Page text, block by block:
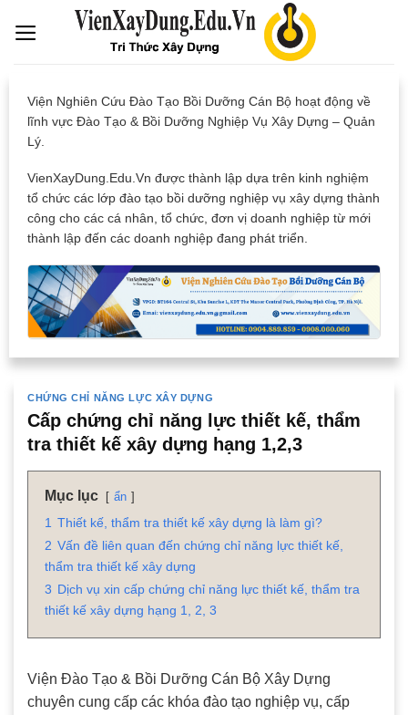
Viện Nghiên Cứu Đào Tạo Bồi Dưỡng Cán Bộ hoạt động về
lĩnh vực Đào Tạo & Bồi Dưỡng Nghiệp Vụ Xây Dựng – Quản
Lý.
VienXayDung.Edu.Vn được thành lập dựa trên kinh nghiệm
tổ chức các lớp đào tạo bồi dưỡng nghiệp vụ xây dựng thành
công cho các cá nhân, tổ chức, đơn vị doanh nghiệp từ mới
thành lập đến các doanh nghiệp đang phát triển.
CHỨNG CHỈ NĂNG LỰC XÂY DỰNG
Cấp chứng chỉ năng lực thiết kế, thẩm
tra thiết kế xây dựng hạng 1,2,3
Mục lục ẩn
1 Thiết kế, thẩm tra thiết kế xây dựng là làm gì?
2 Vấn đề liên quan đến chứng chỉ năng lực thiết kế,
thẩm tra thiết kế xây dựng
3 Dịch vụ xin cấp chứng chỉ năng lực thiết kế, thẩm tra
thiết kế xây dựng hạng 1, 2, 3
Viện Đào Tạo & Bồi Dưỡng Cán Bộ Xây Dựng
chuyên cung cấp các khóa đào tạo nghiệp vụ, cấp